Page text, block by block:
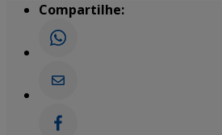
Compartilhe: